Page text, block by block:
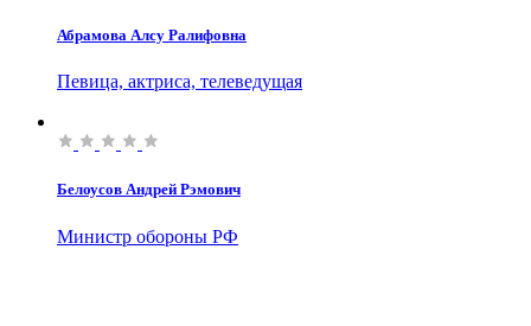
Абрамова Алсу Ралифовна
Певица, актриса, телеведущая
Белоусов Андрей Рэмович
Министр обороны РФ